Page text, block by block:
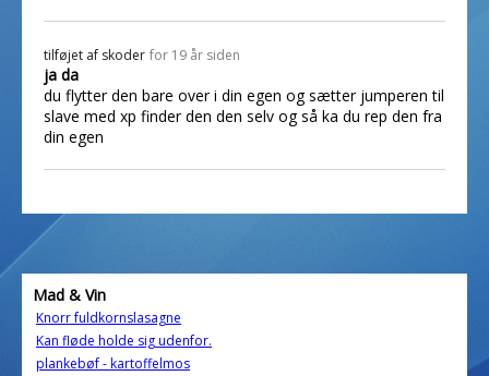
tilføjet af skoder for 19 år siden
ja da
du flytter den bare over i din egen og sætter jumperen til
slave med xp finder den den selv og så ka du rep den fra
din egen
Mad & Vin
Knorr fuldkornslasagne
Kan fløde holde sig udenfor.
plankebøf - kartoffelmos